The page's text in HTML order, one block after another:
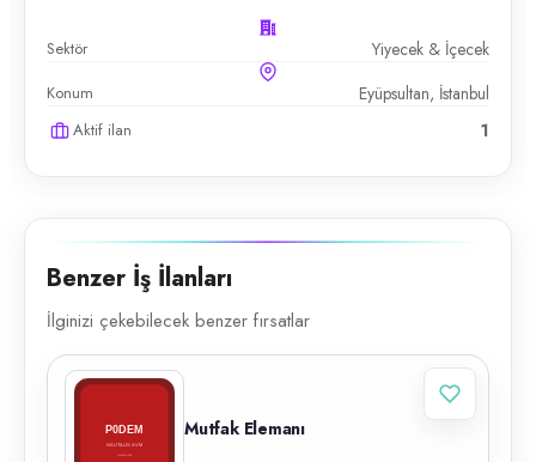
Sektör Yiyecek & İçecek
Konum Eyüpsultan, İstanbul
Aktif ilan 1
Benzer İş İlanları
İlginizi çekebilecek benzer fırsatlar
Mutfak Elemanı